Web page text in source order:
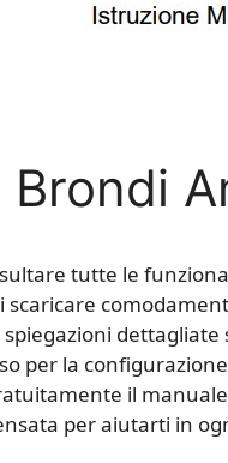
Brondi
tutte le
per la
il
per aiutarti in